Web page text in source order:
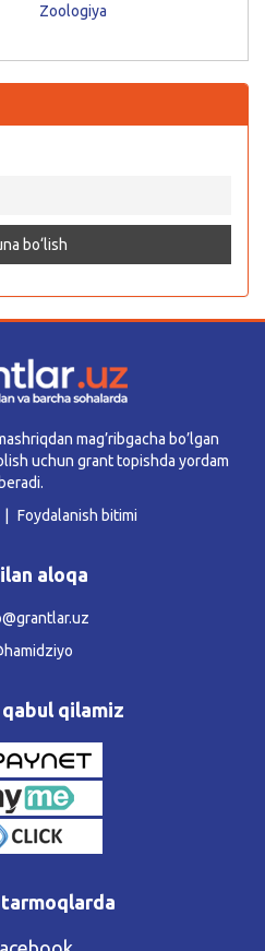
Zoologiya
mag’ribgacha bo’lgan
uchun grant topishda yordam
beradi.
Foydalanish bitimi
aloqa
qilamiz